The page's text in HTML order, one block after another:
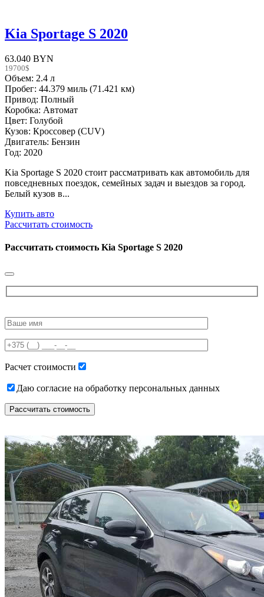
Kia Sportage S 2020
63.040 BYN
19700$
Объем: 2.4 л
Пробег: 44.379 миль (71.421 км)
Привод: Полный
Коробка: Автомат
Цвет: Голубой
Кузов: Кроссовер (CUV)
Двигатель: Бензин
Год: 2020
Kia Sportage S 2020 стоит рассматривать как автомобиль для
повседневных поездок, семейных задач и выездов за город.
Белый кузов в...
Купить авто
Рассчитать стоимость
Рассчитать стоимость Kia Sportage S 2020
leave
field
empty.
Расчет стоимости
Даю согласие на обработку персональных данных